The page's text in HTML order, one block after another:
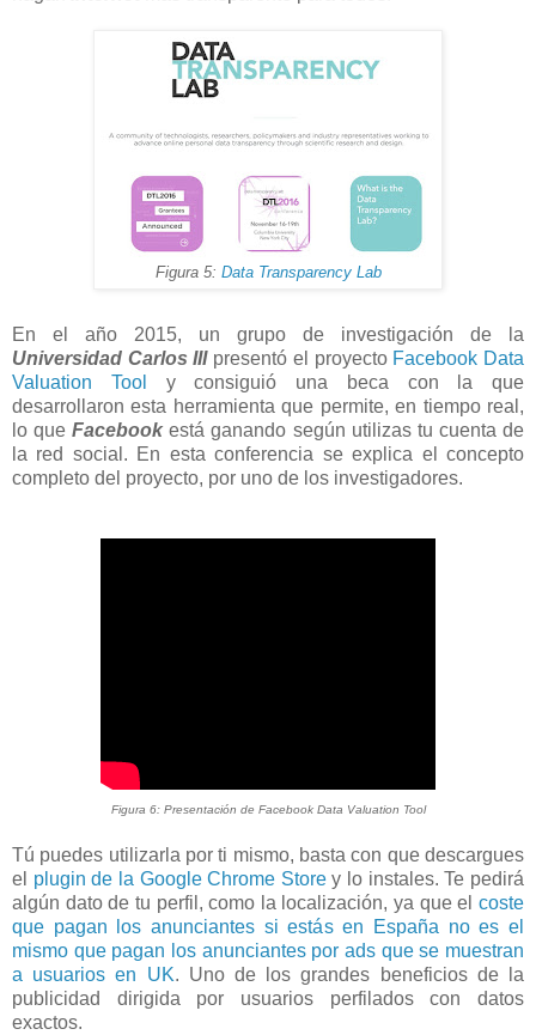
Figura 5: Data Transparency Lab
En el año 2015, un grupo de investigación de la
Universidad Carlos III presentó el proyecto Facebook Data
Valuation Tool
y consiguió una beca con la que
desarrollaron esta herramienta que permite, en tiempo real,
lo queFacebook está ganando según utilizas tu cuenta de
la red social. En esta conferencia se explica el concepto
completo del proyecto, por uno de los investigadores.
Figura 6: Presentación de Facebook Data Valuation Tool
Tú puedes utilizarla por ti mismo, basta con que descargues
el plugin de la Google Chrome Storey lo instales. Te pedirá
algún dato de tu perfil, como la localización, ya que el coste
que pagan los anunciantes si estás en España no es el
mismo que pagan los anunciantes por ads que se muestran
a usuarios en UK. Uno de los grandes beneficios de la
publicidad dirigida por usuarios perfilados con datos
exactos.